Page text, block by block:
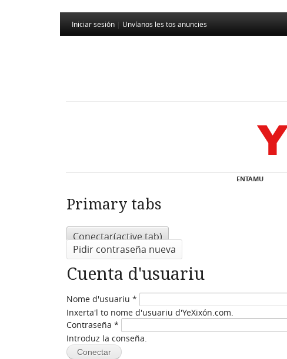
Iniciar sesión Unvíanos les tos anuncies
ENTAMU
Primary tabs
Conectar(active tab)
Pidir contraseña nueva
Cuenta d'usuariu
Nome d'usuariu *
Inxerta'l to nome d'usuariu d'YeXixón.com.
Contraseña *
Introduz la conseña.